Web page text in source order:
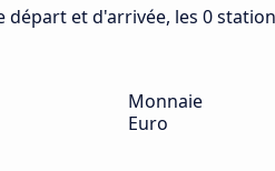
et d'arrivée, les 0
Monnaie
Euro